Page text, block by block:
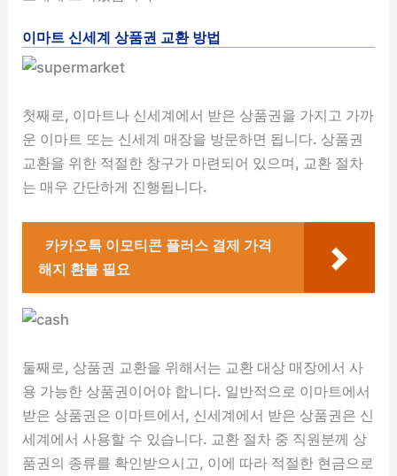
이마트 신세계 상품권 교환 방법
첫째로, 이마트나 신세계에서 받은 상품권을 가지고 가까
운 이마트 또는 신세계 매장을 방문하면 됩니다. 상품권
교환을 위한 적절한 창구가 마련되어 있으며, 교환 절차
는 매우 간단하게 진행됩니다.
카카오톡 이모티콘 플러스 결제 가격
해지 환불 필요
둘째로, 상품권 교환을 위해서는 교환 대상 매장에서 사
용 가능한 상품권이어야 합니다. 일반적으로 이마트에서
받은 상품권은 이마트에서, 신세계에서 받은 상품권은 신
세계에서 사용할 수 있습니다. 교환 절차 중 직원분께 상
품권의 종류를 확인받으시고, 이에 따라 적절한 현금으로